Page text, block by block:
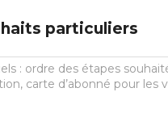
particuliers